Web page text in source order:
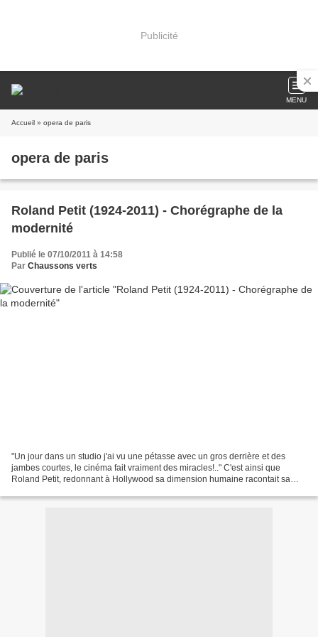
Publicité
MENU
Accueil » opera de paris
opera de paris
Roland Petit (1924-2011) - Chorégraphe de la
modernité
Publié le 07/10/2011 à 14:58
Par Chaussons verts
"Un jour dans un studio j'ai vu une pétasse avec un gros derrière et des
jambes courtes, le cinéma fait vraiment des miracles!.." C'est ainsi que
Roland Petit, redonnant à Hollywood sa dimension humaine racontait sa